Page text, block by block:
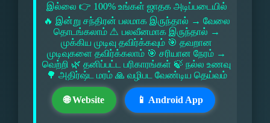
இல்லை 👉 100% உங்கள் ஜாதக அடிப்படையில்
🔥 இன்று சந்திரன் பலமாக இருந்தால் → வேலை
தொடங்கலாம் ⚠ பலவீனமாக இருந்தால் →
முக்கிய முடிவு தவிர்க்கவும் 🎯 தவறான
முடிவுகளை தவிர்க்கலாம் 🎯 சரியான நேரம் →
வெற்றி 🌿 தனிப்பட்ட பரிகாரங்கள் 🍃 நல்ல உணவு
🌳 அதிர்ஷ்ட மரம் 🙏 வழிபட வேண்டிய தெய்வம்
🌐 Website 📱 Android App